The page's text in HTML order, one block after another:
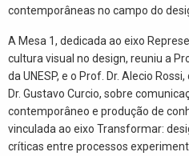
contemporâneas no campo do
A Mesa 1, dedicada ao eixo
cultura visual no design, reuniu a
da UNESP, e o Prof. Dr. Alecio
Dr. Gustavo Curcio, sobre
contemporâneo e produção de
vinculada ao eixo Transformar:
críticas entre processos